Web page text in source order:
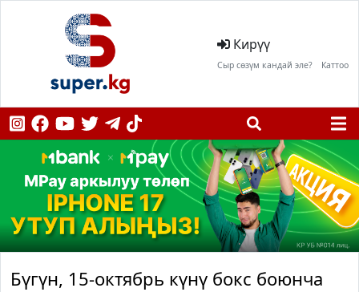
Кирүү
Сыр сөзүм кандай эле? Каттоо
Бүгүн, 15-октябрь күнү бокс боюнча